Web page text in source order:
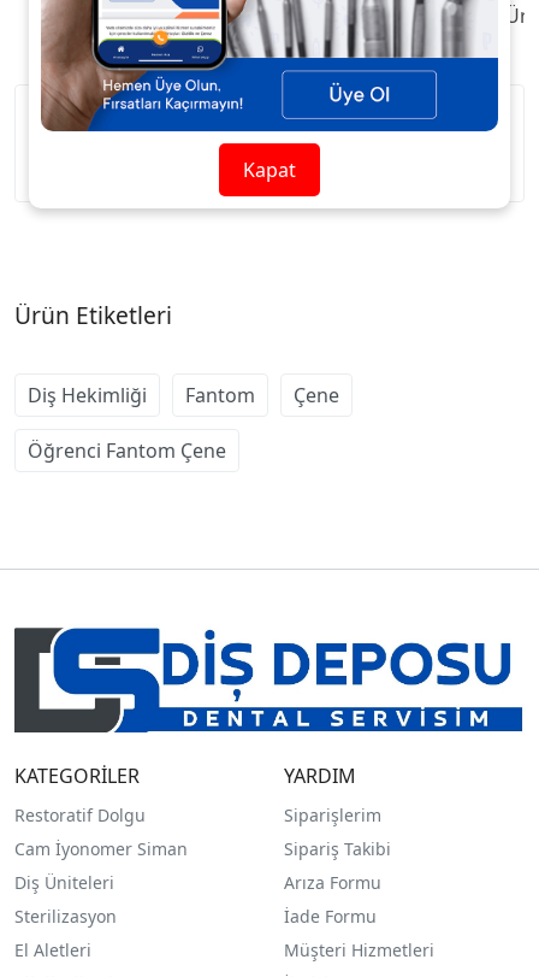
Ürün Açıklaması Taksit / Ödeme Seçenekleri
Plastik malzemeden üretilmiştir..
Ürün Etiketleri
Diş Hekimliği Fantom Çene
Öğrenci Fantom Çene
KATEGORİLER
Restoratif Dolgu
Cam İyonomer Siman
Diş Üniteleri
Sterilizasyon
El Aletleri
YARDIM
Siparişlerim
Sipariş Takibi
Arıza Formu
İade Formu
Müşteri Hizmetleri
Kapat